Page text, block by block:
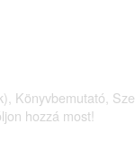
Könyvbemutató
hozzá most!